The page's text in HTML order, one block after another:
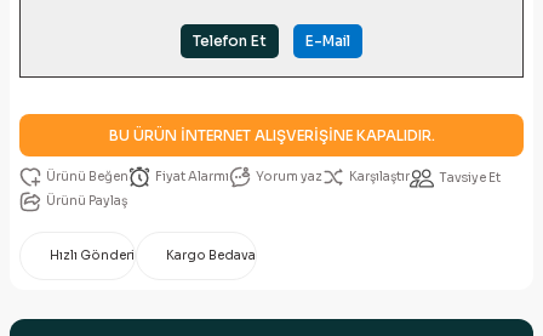
Telefon Et E-Mail
BU ÜRÜN İNTERNET ALIŞVERİŞİNE KAPALIDIR.
Fiyat Alarmı Yorum yaz Karşılaştır
Tavsiye Et
Ürünü Paylaş
Hızlı Gönderi Kargo Bedava